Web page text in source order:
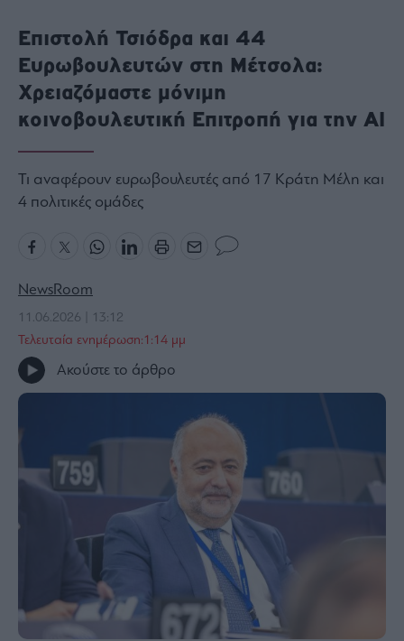
Ενέργεια
Πολιτική
Πολιτισμός
Κοινωνία
Financial
Times
The
Wiseman
Room
301
My
Story
&
Losers
Today
Mononews2030
Επιστολή Τσιόδρα και 44
Ευρωβουλευτών στη Μέτσολα:
Χρειαζόμαστε μόνιμη
κοινοβουλευτική Επιτροπή για την AI
Τι αναφέρουν ευρωβουλευτές από 17 Κράτη Μέλη και
4 πολιτικές ομάδες
NewsRoom
11.06.2026 | 13:12
Τελευταία ενημέρωση:1:14 μμ
Ακούστε το άρθρο